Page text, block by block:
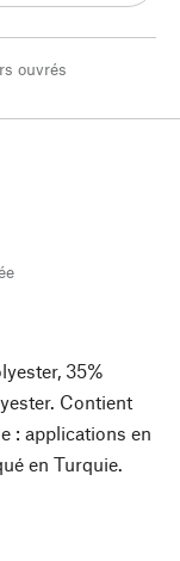
ouvrés
35%
Contient
: applications en
en Turquie.